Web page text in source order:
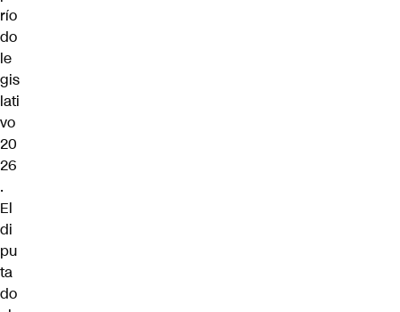
río
do
le
gis
lati
vo
20
26
.
El
di
pu
ta
do